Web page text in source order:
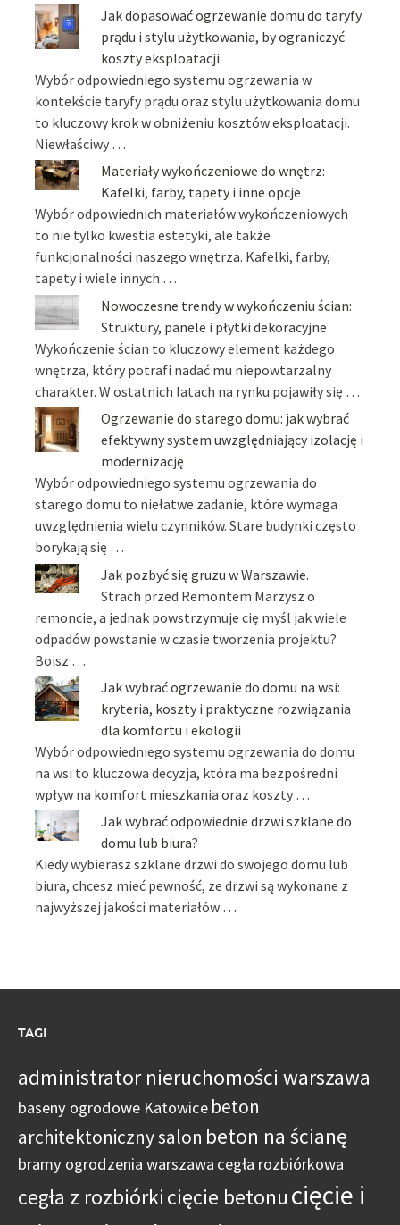
Jak dopasować ogrzewanie domu do taryfy
prądu i stylu użytkowania, by ograniczyć
koszty eksploatacji
Wybór odpowiedniego systemu ogrzewania w
kontekście taryfy prądu oraz stylu użytkowania domu
to kluczowy krok w obniżeniu kosztów eksploatacji.
Niewłaściwy …
Materiały wykończeniowe do wnętrz:
Kafelki, farby, tapety i inne opcje
Wybór odpowiednich materiałów wykończeniowych
to nie tylko kwestia estetyki, ale także
funkcjonalności naszego wnętrza. Kafelki, farby,
tapety i wiele innych …
Nowoczesne trendy w wykończeniu ścian:
Struktury, panele i płytki dekoracyjne
Wykończenie ścian to kluczowy element każdego
wnętrza, który potrafi nadać mu niepowtarzalny
charakter. W ostatnich latach na rynku pojawiły się …
Ogrzewanie do starego domu: jak wybrać
efektywny system uwzględniający izolację i
modernizację
Wybór odpowiedniego systemu ogrzewania do
starego domu to niełatwe zadanie, które wymaga
uwzględnienia wielu czynników. Stare budynki często
borykają się …
Jak pozbyć się gruzu w Warszawie.
Strach przed Remontem Marzysz o
remoncie, a jednak powstrzymuje cię myśl jak wiele
odpadów powstanie w czasie tworzenia projektu?
Boisz …
Jak wybrać ogrzewanie do domu na wsi:
kryteria, koszty i praktyczne rozwiązania
dla komfortu i ekologii
Wybór odpowiedniego systemu ogrzewania do domu
na wsi to kluczowa decyzja, która ma bezpośredni
wpływ na komfort mieszkania oraz koszty …
Jak wybrać odpowiednie drzwi szklane do
domu lub biura?
Kiedy wybierasz szklane drzwi do swojego domu lub
biura, chcesz mieć pewność, że drzwi są wykonane z
najwyższej jakości materiałów …
TAGI
administrator nieruchomości warszawa
baseny ogrodowe Katowice beton
architektoniczny salon beton na ścianę
bramy ogrodzenia warszawa cegła rozbiórkowa
cegła z rozbiórki cięcie betonu cięcie i